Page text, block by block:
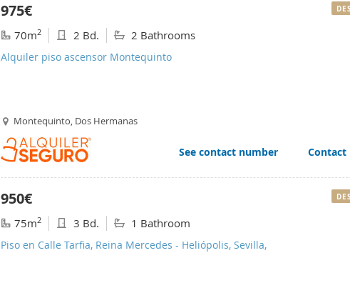
975€
70m2 2 Bd. 2 Bathrooms
Alquiler piso ascensor Montequinto
Montequinto, Dos Hermanas
See contact number Contact
950€
75m2 3 Bd. 1 Bathroom
Piso en Calle Tarfia, Reina Mercedes - Heliópolis, Sevilla,